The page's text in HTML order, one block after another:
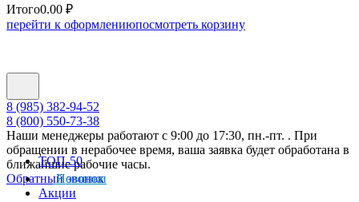
Итого0.00 ₽
перейти к оформлениюпосмотреть корзину
8 (985) 382-94-52
8 (800) 550-73-38
Наши менеджеры работают с 9:00 до 17:30, пн.-пт. . При
обращении в нерабочее время, ваша заявка будет обработана в
ближайшие рабочие часы.
Обратный звонок
ТОП-50
Новинки
Акции